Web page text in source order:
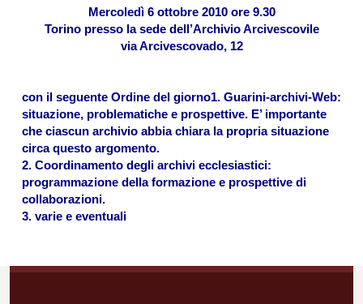
Mercoledì 6 ottobre 2010 ore 9.30
Torino presso la sede dell’Archivio Arcivescovile
via Arcivescovado, 12
con il seguente Ordine del giorno1. Guarini-archivi-Web:
situazione, problematiche e prospettive. E’ importante
che ciascun archivio abbia chiara la propria situazione
circa questo argomento.
2. Coordinamento degli archivi ecclesiastici:
programmazione della formazione e prospettive di
collaborazioni.
3. varie e eventuali
Navigazione